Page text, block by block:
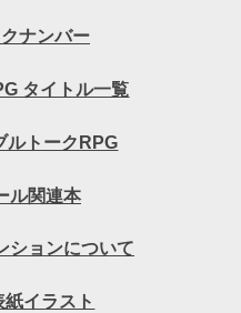
ナンバー
タイトル一覧
ルトークRPG
ル関連本
ションについて
イラスト